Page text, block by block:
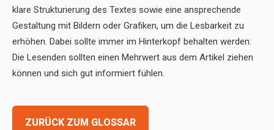
klare Strukturierung des Textes sowie eine ansprechende
Gestaltung mit Bildern oder Grafiken, um die Lesbarkeit zu
erhöhen. Dabei sollte immer im Hinterkopf behalten werden:
Die Lesenden sollten einen Mehrwert aus dem Artikel ziehen
können und sich gut informiert fühlen.
ZURÜCK ZUM GLOSSAR